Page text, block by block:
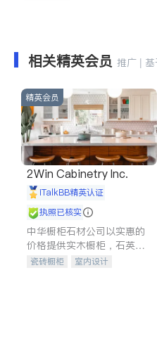
相关精英会员 推广 |
精英会员
2Win Cabinetry Inc.
iTalkBB精英认证
执照已核实
中华橱柜石材公司以实惠的
价格提供实木橱柜，石英石
台面，多种优质不锈钢水
瓷砖橱柜
室内设计